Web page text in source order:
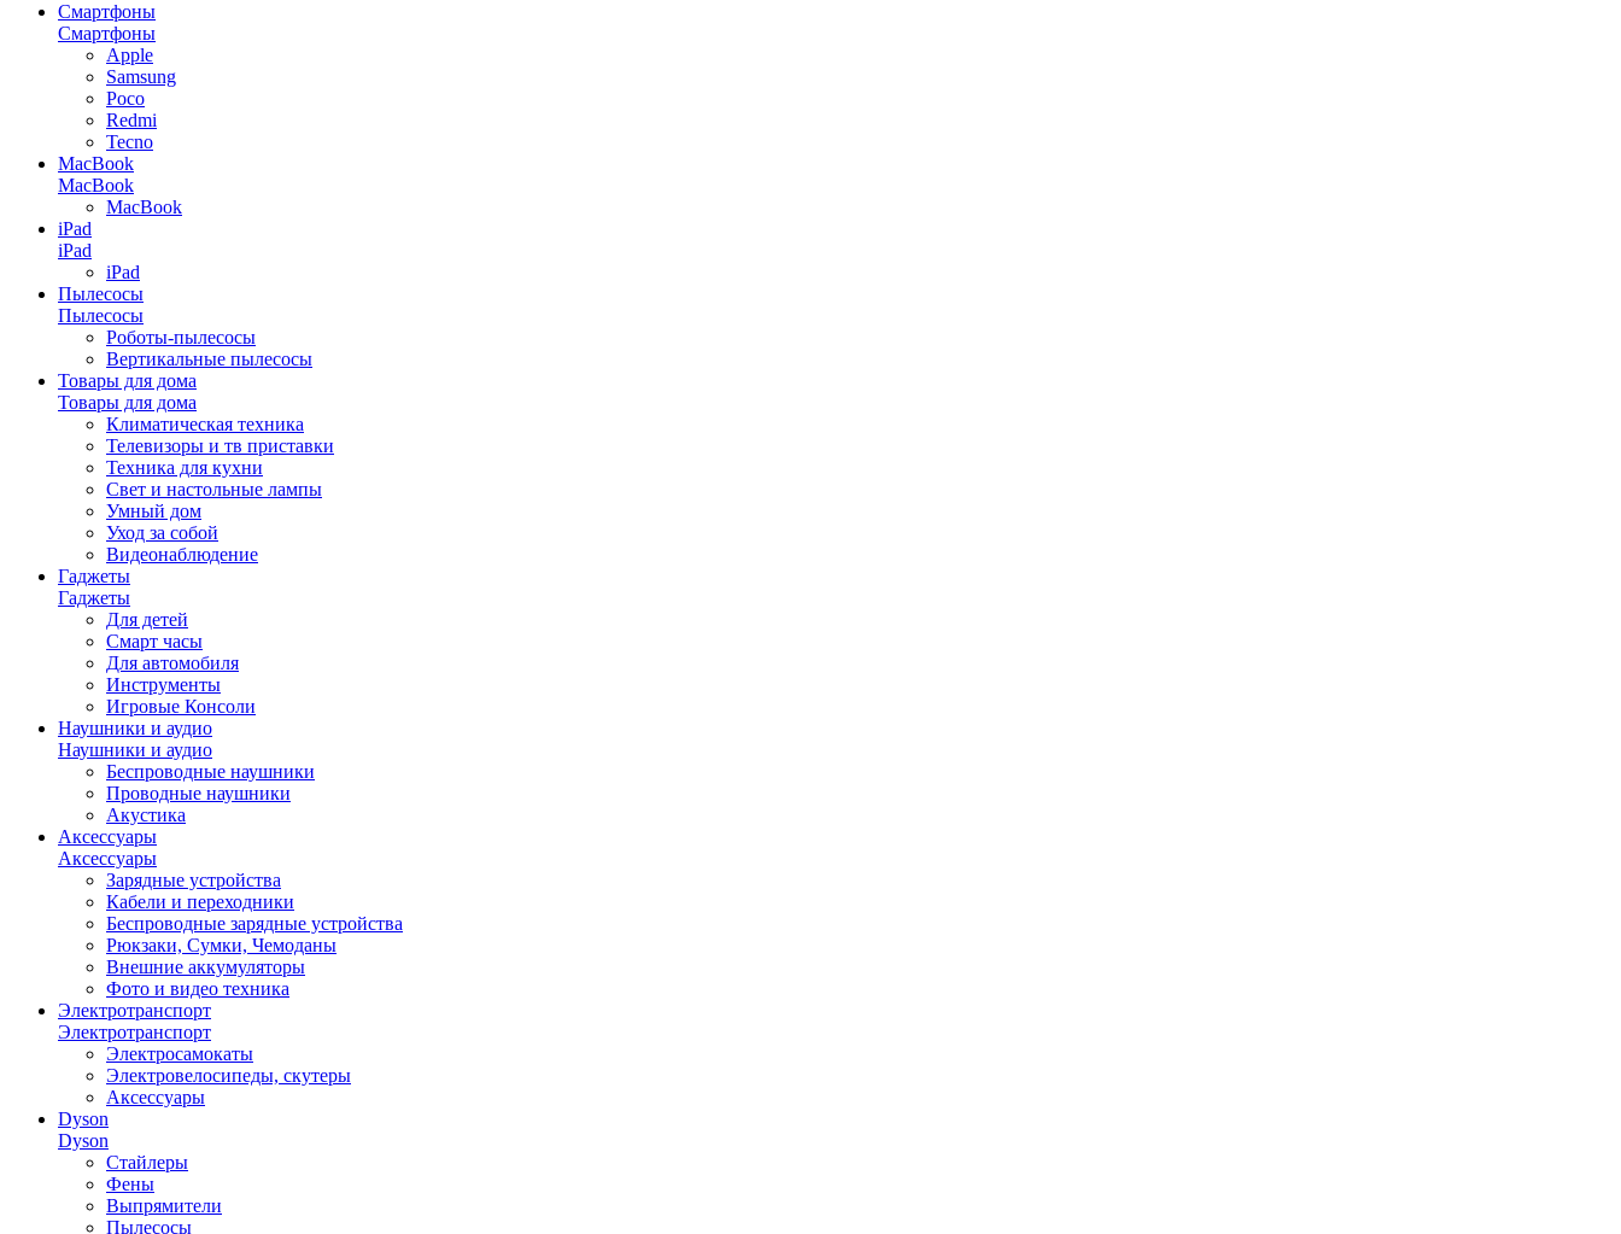
Смартфоны
Смартфоны
Apple
Samsung
Poco
Redmi
Tecno
MacBook
MacBook
MacBook
iPad
iPad
iPad
Пылесосы
Пылесосы
Роботы-пылесосы
Вертикальные пылесосы
Товары для дома
Товары для дома
Климатическая техника
Телевизоры и тв приставки
Техника для кухни
Свет и настольные лампы
Умный дом
Уход за собой
Видеонаблюдение
Гаджеты
Гаджеты
Для детей
Смарт часы
Для автомобиля
Инструменты
Игровые Консоли
Наушники и аудио
Наушники и аудио
Беспроводные наушники
Проводные наушники
Акустика
Аксессуары
Аксессуары
Зарядные устройства
Кабели и переходники
Беспроводные зарядные устройства
Рюкзаки, Сумки, Чемоданы
Внешние аккумуляторы
Фото и видео техника
Электротранспорт
Электротранспорт
Электросамокаты
Электровелосипеды, скутеры
Аксессуары
Dyson
Dyson
Стайлеры
Фены
Выпрямители
Пылесосы